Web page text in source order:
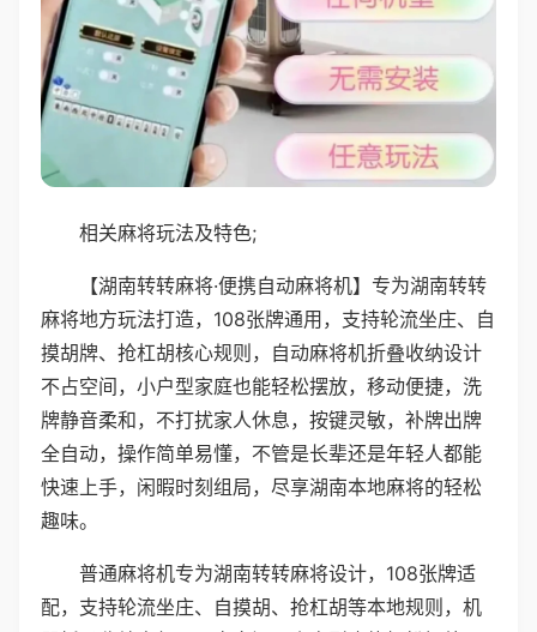
相关麻将玩法及特色;
【湖南转转麻将·便携自动麻将机】专为湖南转转
麻将地方玩法打造，108张牌通用，支持轮流坐庄、自
摸胡牌、抢杠胡核心规则，自动麻将机折叠收纳设计
不占空间，小户型家庭也能轻松摆放，移动便捷，洗
牌静音柔和，不打扰家人休息，按键灵敏，补牌出牌
全自动，操作简单易懂，不管是长辈还是年轻人都能
快速上手，闲暇时刻组局，尽享湖南本地麻将的轻松
趣味。
普通麻将机专为湖南转转麻将设计，108张牌适
配，支持轮流坐庄、自摸胡、抢杠胡等本地规则，机